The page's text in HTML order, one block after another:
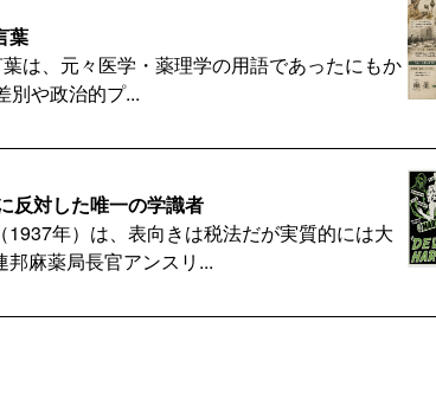
葉
は、元々医学・薬理学の用語であったにもか
別や政治的プ...
反対した唯一の学識者
年）は、表向きは税法だが実質的には大
麻薬局長官アンスリ...